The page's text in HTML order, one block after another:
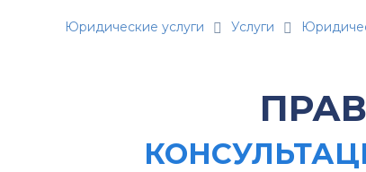
Юридические услуги Услуги